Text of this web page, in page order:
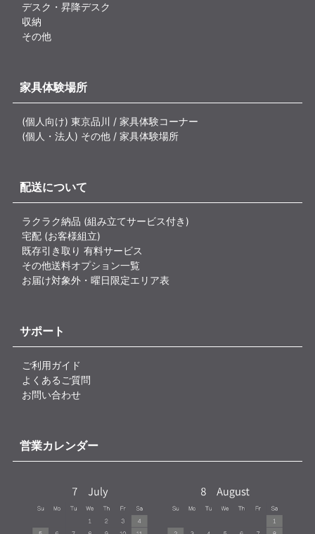
デスク・昇降デスク
収納
その他
家具体験場所
(個人向け) 東京品川 / 家具体験コーナー
(個人・法人) その他 / 家具体験場所
配送について
ラクラク納品 (組み立てサービス付き)
宅配 (お客様組立)
既存引き取り 有料サービス
その他送料オプション一覧
お届け対象外・曜日限定エリア表
サポート
ご利用ガイド
よくあるご質問
お問い合わせ
営業カレンダー